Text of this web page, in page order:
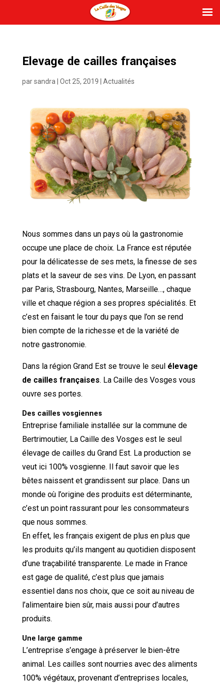
Elevage de cailles françaises
parsandra Oct 25, 2019 Actualités
Nous sommes dans un pays où la gastronomie
occupe une place de choix. La France est réputée
pour la délicatesse de ses mets, la finesse de ses
plats et la saveur de ses vins. De Lyon, en passant
par Paris, Strasbourg, Nantes, Marseille…, chaque
ville et chaque région a ses propres spécialités. Et
c’est en faisant le tour du pays que l’on se rend
bien compte de la richesse et de la variété de
notre gastronomie.
Dans la région Grand Est se trouve le seul élevage
de cailles françaises. La Caille des Vosges vous
ouvre ses portes.
Des cailles vosgiennes
Entreprise familiale installée sur la commune de
Bertrimoutier, La Caille des Vosges est le seul
élevage de cailles du Grand Est. La production se
veut ici 100% vosgienne. Il faut savoir que les
bêtes naissent et grandissent sur place. Dans un
monde où l’origine des produits est déterminante,
c’est un point rassurant pour les consommateurs
que nous sommes.
En effet, les français exigent de plus en plus que
les produits qu’ils mangent au quotidien disposent
d’une traçabilité transparente. Le made in France
est gage de qualité, c’est plus que jamais
essentiel dans nos choix, que ce soit au niveau de
l’alimentaire bien sûr, mais aussi pour d’autres
produits.
Une large gamme
L’entreprise s’engage à préserver le bien-être
animal. Les cailles sont nourries avec des aliments
100% végétaux, provenant d’entreprises locales,